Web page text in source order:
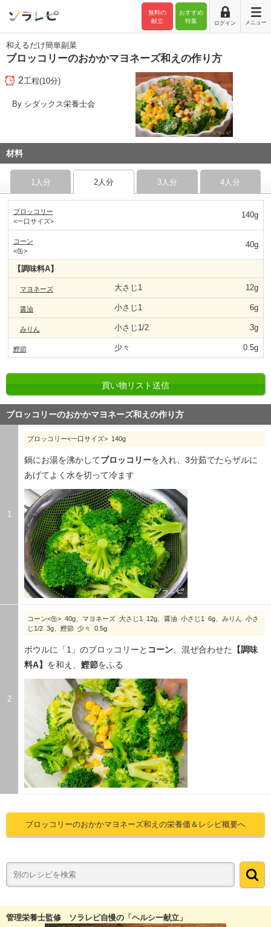
おすすめ
特集
無料の
献立
ログイン メニュー
和えるだけ簡単副菜
ブロッコリーのおかかマヨネーズ和えの作り方
2工程(10分)
By シダックス栄養士会
材料
1人分 2人分 3人分 4人分
ブロッコリー
<一口サイズ>
140g
コーン
<缶>
40g
【調味料A】
マヨネーズ 大さじ1 12g
醤油 小さじ1 6g
みりん 小さじ1/2 3g
鰹節 少々 0.5g
買い物リスト送信
ブロッコリーのおかかマヨネーズ和えの作り方
1
ブロッコリー<一口サイズ> 140g
鍋にお湯を沸かしてブロッコリーを入れ、3分茹でたらザルに
あげてよく水を切って冷ます
2
コーン<缶> 40g、マヨネーズ 大さじ1 12g、醤油 小さじ1 6g、みりん 小さ
じ1/2 3g、鰹節 少々 0.5g
ボウルに「1」のブロッコリーと コーン 、混ぜ合わせた
【調味
料A】 を和え、 鰹節をふる
ブロッコリーのおかかマヨネーズ和えの栄養価＆レシピ概要へ
管理栄養士監修 ソラレピ自慢の「ヘルシー献立」